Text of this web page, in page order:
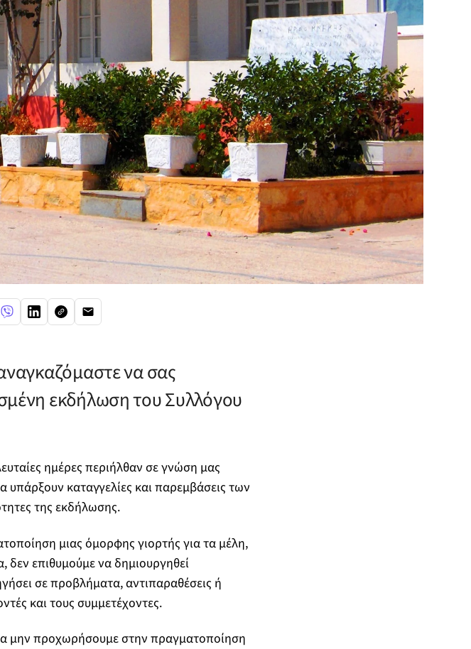
να σας
εκδήλωση του Συλλόγου
ημέρες περιήλθαν σε γνώση μας
υπάρξουν καταγγελίες και παρεμβάσεις των
της εκδήλωσης.
μιας όμορφης γιορτής για τα μέλη,
δεν επιθυμούμε να δημιουργηθεί
σε προβλήματα, αντιπαραθέσεις ή
και τους συμμετέχοντες.
μην προχωρήσουμε στην πραγματοποίηση